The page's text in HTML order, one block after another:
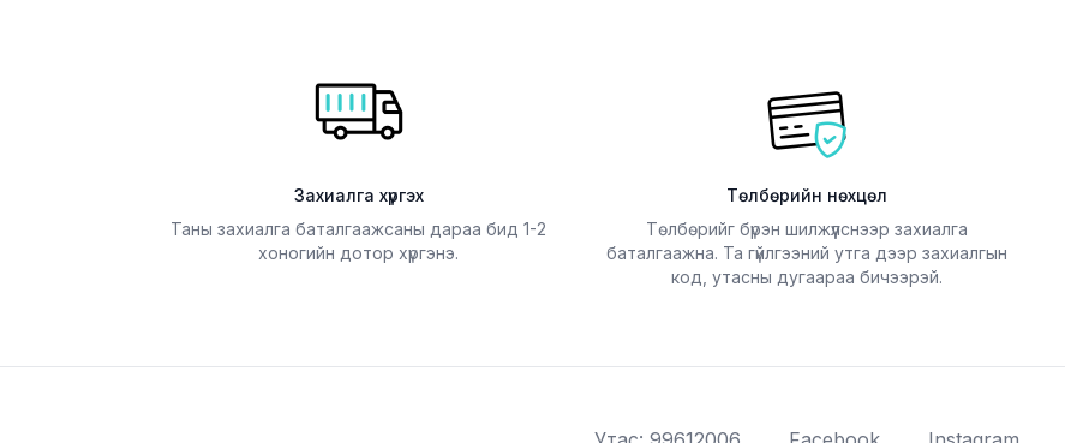
Захиалга хүргэх
Таны захиалга баталгаажсаны дараа бид 1-2
хоногийн дотор хүргэнэ.
Төлбөрийн нөхцөл
Төлбөрийг бүрэн шилжүүлснээр захиалга
баталгаажна. Та гүйлгээний утга дээр захиалгын
код, утасны дугаараа бичээрэй.